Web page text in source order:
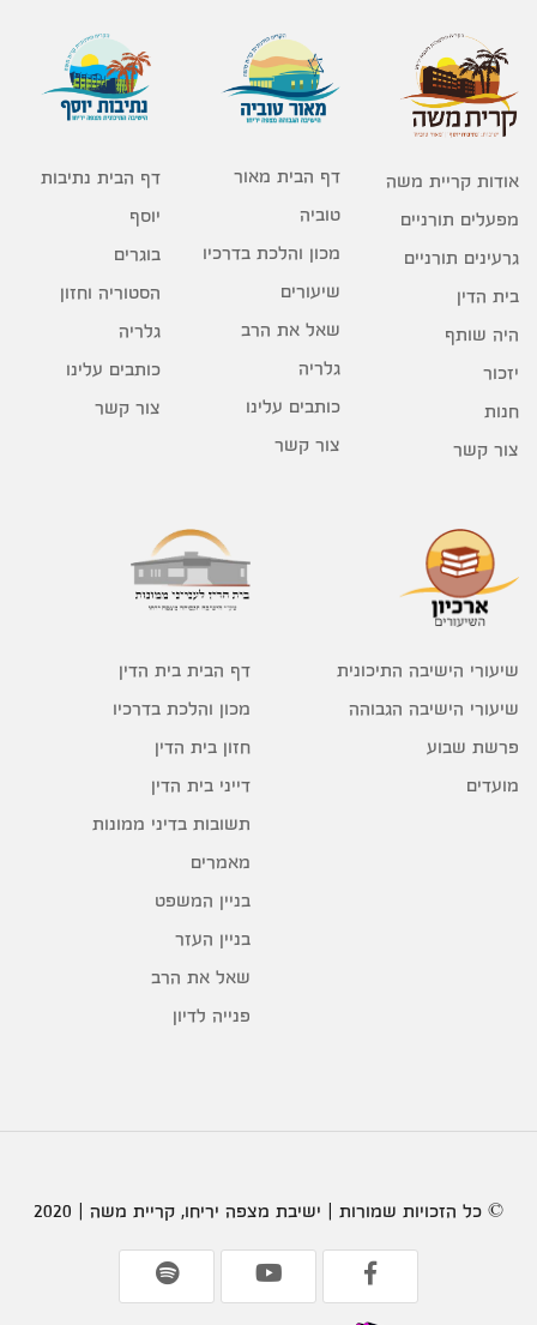
אודות קריית משה
מפעלים תורניים
גרעינים תורניים
בית הדין
היה שותף
יזכור
חנות
צור קשר
דף הבית מאור
טוביה
מכון והלכת בדרכיו
שיעורים
שאל את הרב
גלריה
כותבים עלינו
צור קשר
דף הבית נתיבות
יוסף
בוגרים
הסטוריה וחזון
גלריה
כותבים עלינו
צור קשר
שיעורי הישיבה התיכונית
שיעורי הישיבה הגבוהה
פרשת שבוע
מועדים
דף הבית בית הדין
מכון והלכת בדרכיו
חזון בית הדין
דייני בית הדין
תשובות בדיני ממונות
מאמרים
בניין המשפט
בניין העזר
שאל את הרב
פנייה לדיון
© כל הזכויות שמורות | ישיבת מצפה יריחו, קריית משה | 2020